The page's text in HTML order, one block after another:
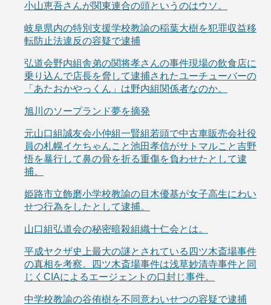
小山恵吾さんが関東連合の頭というのはウソ。
岐阜県内の特別支援学校教諭の稲葉大樹を犯罪収益移
転防止法違反の容疑で逮捕
弘道会野内組舎弟の関将孝さんの事件現場の飲食店に
乗り込んで店長を脅して逮捕されたユーチューバーの
「あたおかやっくん」は野内組関係者なのか。
旭川のソープランド夢を摘発
元山口組誠友会小仲組一賢組若頭で中古車販売会社役
員の札幌イケちゃんこと池田孝信がサトマルこと吉野
悟を暴行して鼻の骨を折る重傷を負わせたとして逮
捕。
姫路市立飾磨小学校教諭の目木優基が女子高生にわい
せつ行為をしたとして逮捕。
山口組弘道会の秘密暗殺組織十仁会とは。
平成ヤクザ史上最大の謎とされている四ツ木斎場事件
の真相を考察。四ツ木斎場事件は浅草妙清寺事件と同
じくCIAによるエージェントの口封じ事件。
中学校教諭の谷侑樹を不同意わいせつの容疑で逮捕